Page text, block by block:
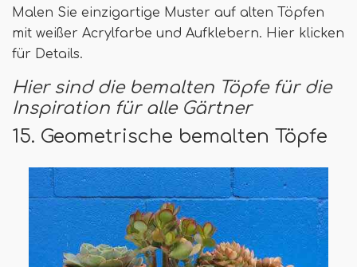
Malen Sie einzigartige Muster auf alten Töpfen
mit weißer Acrylfarbe und Aufklebern. Hier klicken
für Details.
Hier sind die bemalten Töpfe für die
Inspiration für alle Gärtner
15. Geometrische bemalten Töpfe